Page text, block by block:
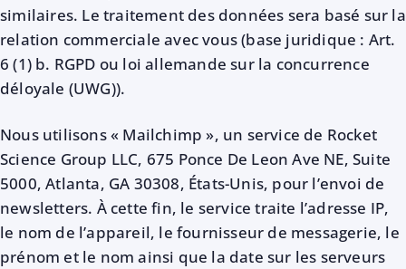
similaires. Le traitement des données sera basé sur la
relation commerciale avec vous (base juridique : Art.
6 (1) b. RGPD ou loi allemande sur la concurrence
déloyale (UWG)).
Nous utilisons « Mailchimp », un service de Rocket
Science Group LLC, 675 Ponce De Leon Ave NE, Suite
5000, Atlanta, GA 30308, États-Unis, pour l’envoi de
newsletters. À cette fin, le service traite l’adresse IP,
le nom de l’appareil, le fournisseur de messagerie, le
prénom et le nom ainsi que la date sur les serveurs